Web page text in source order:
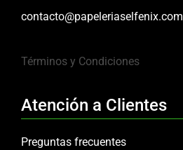
contacto@papeleriaselfenix.com
Términos y Condiciones
Atención a Clientes
Preguntas frecuentes